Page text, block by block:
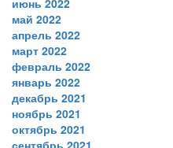
июнь 2022
май 2022
апрель 2022
март 2022
февраль 2022
январь 2022
декабрь 2021
ноябрь 2021
октябрь 2021